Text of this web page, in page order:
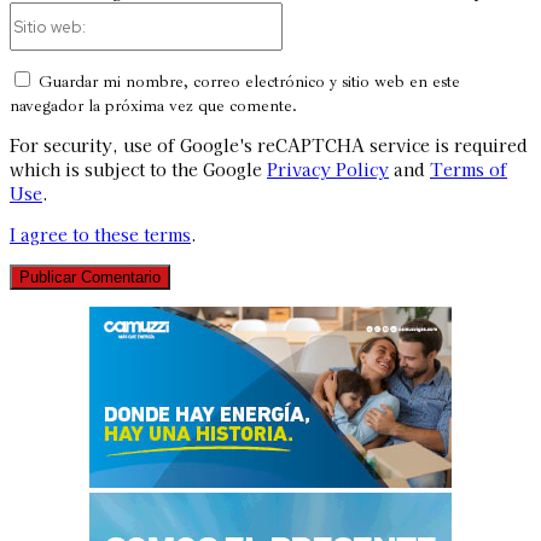
Guardar mi nombre, correo electrónico y sitio web en este
navegador la próxima vez que comente.
For security, use of Google's reCAPTCHA service is required
which is subject to the Google Privacy Policy and Terms of
Use.
I agree to these terms.